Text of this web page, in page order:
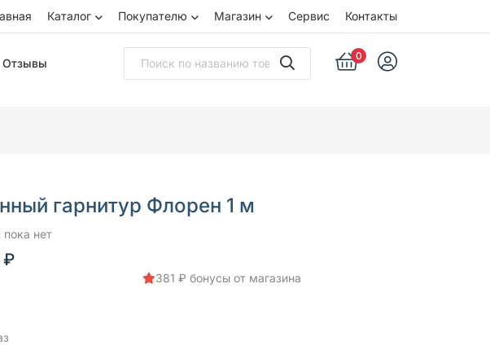
Каталог Покупателю Магазин Сервис Контакты
Отзывы
0
гарнитур Флорен 1 м
нет
₽
381 ₽ бонусы от магазина